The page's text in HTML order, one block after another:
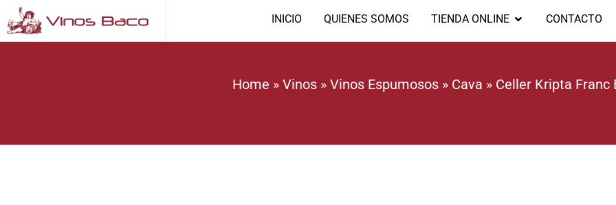
INICIO QUIENES SOMOS TIENDA ONLINE CONTACTO
Home » Vinos » Vinos Espumosos » Cava » Celler Kripta Franc